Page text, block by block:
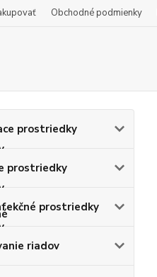
Obchodné podmienky
prostriedky
prostriedky
prostriedky
riadov